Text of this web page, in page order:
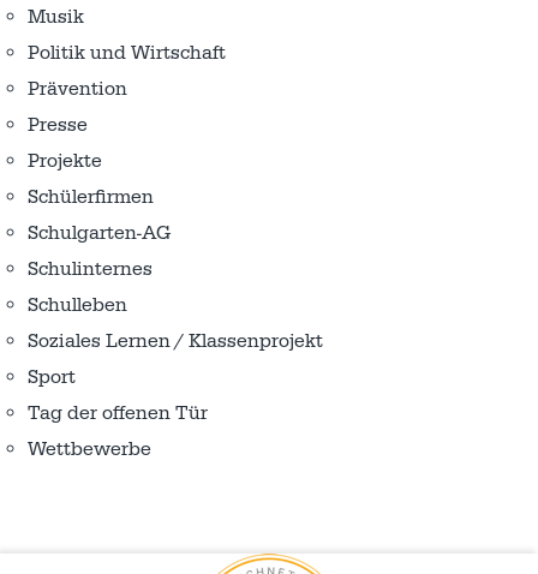
Musik
Politik und Wirtschaft
Prävention
Presse
Projekte
Schülerfirmen
Schulgarten-AG
Schulinternes
Schulleben
Soziales Lernen / Klassenprojekt
Sport
Tag der offenen Tür
Wettbewerbe